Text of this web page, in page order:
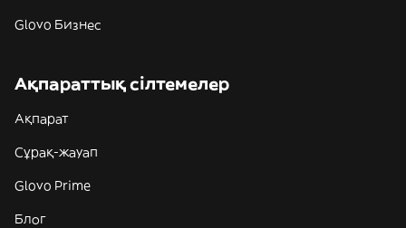
Glovo Бизнес
Ақпараттық сілтемелер
Ақпарат
Сұрақ-жауап
Glovo Prime
Блог